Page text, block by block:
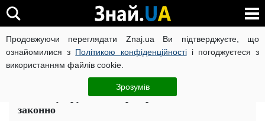
Продовжуючи переглядати Znaj.ua Ви підтверджуєте, що
ознайомилися з Політикою конфіденційностіі погоджуєтеся з
використанням файлів cookie.
Зрозумів
ВІЙНА РОСІЇ ПРОТИ УКРАЇНИ КОРОНАВІРУС В УКРАЇНІ
ЧИТАТЬ НА РУССКОМ
Повістку вручили попри бронювання: чи це
законно